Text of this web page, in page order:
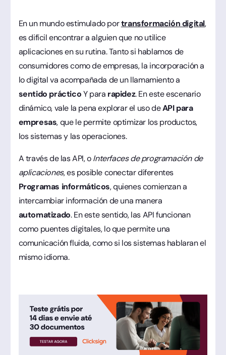
En un mundo estimulado portransformación digital,
es difícil encontrar a alguien que no utilice
aplicaciones en su rutina. Tanto si hablamos de
consumidores como de empresas, la incorporación a
lo digital va acompañada de un llamamiento a
sentido prácticoY para rapidez. En este escenario
dinámico, vale la pena explorar el uso deAPI para
empresas, que le permite optimizar los productos,
los sistemas y las operaciones.
A través de las API, oInterfaces de programación de
aplicaciones, es posible conectar diferentes
Programas informáticos, quienes comienzan a
intercambiar información de una manera
automatizado. En este sentido, las API funcionan
como puentes digitales, lo que permite una
comunicación fluida, como si los sistemas hablaran el
mismo idioma.